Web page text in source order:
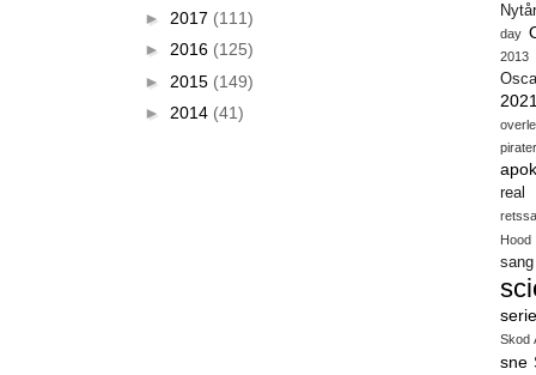
► 2017 (111)
► 2016 (125)
► 2015 (149)
► 2014 (41)
Nytår
day
2013
pirater
real
Hood
Skod
sne